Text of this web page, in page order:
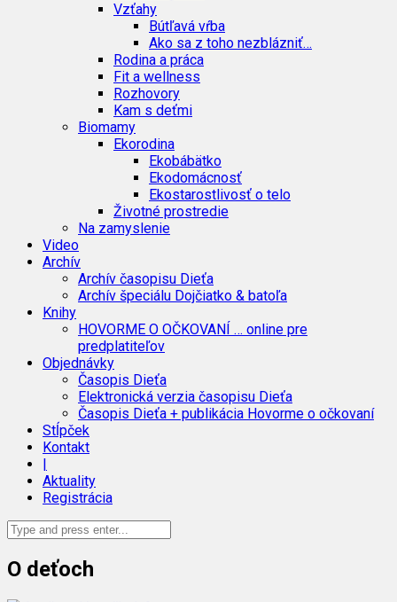
Vzťahy
Bútľavá vŕba
Ako sa z toho nezblázniť…
Rodina a práca
Fit a wellness
Rozhovory
Kam s deťmi
Biomamy
Ekorodina
Ekobábätko
Ekodomácnosť
Ekostarostlivosť o telo
Životné prostredie
Na zamyslenie
Video
Archív
Archív časopisu Dieťa
Archív špeciálu Dojčiatko & batoľa
Knihy
HOVORME O OČKOVANÍ … online pre
predplatiteľov
Objednávky
Časopis Dieťa
Elektronická verzia časopisu Dieťa
Časopis Dieťa + publikácia Hovorme o očkovaní
Stĺpček
Kontakt
|
Aktuality
Registrácia
O deťoch